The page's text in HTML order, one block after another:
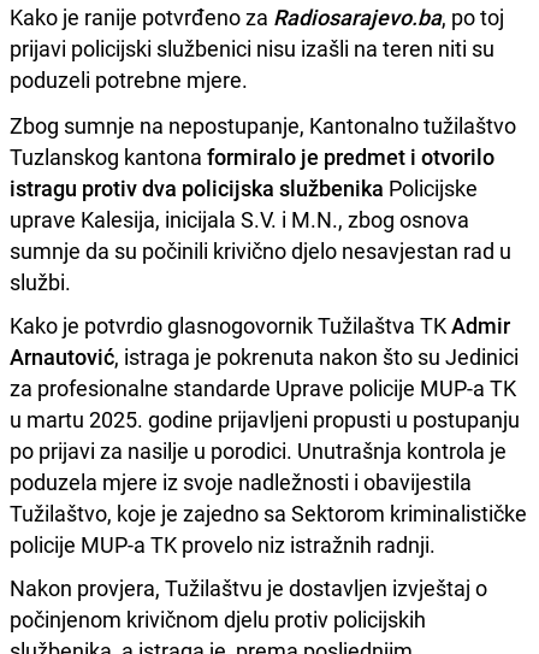
Kako je ranije potvrđeno za Radiosarajevo.ba, po toj
prijavi policijski službenici nisu izašli na teren niti su
poduzeli potrebne mjere.
Zbog sumnje na nepostupanje, Kantonalno tužilaštvo
Tuzlanskog kantona formiralo je predmet i otvorilo
istragu protiv dva policijska službenika Policijske
uprave Kalesija, inicijala S.V. i M.N., zbog osnova
sumnje da su počinili krivično djelo nesavjestan rad u
službi.
Kako je potvrdio glasnogovornik Tužilaštva TKAdmir
Arnautović, istraga je pokrenuta nakon što su Jedinici
za profesionalne standarde Uprave policije MUP-a TK
u martu 2025. godine prijavljeni propusti u postupanju
po prijavi za nasilje u porodici. Unutrašnja kontrola je
poduzela mjere iz svoje nadležnosti i obavijestila
Tužilaštvo, koje je zajedno sa Sektorom kriminalističke
policije MUP-a TK provelo niz istražnih radnji.
Nakon provjera, Tužilaštvu je dostavljen izvještaj o
počinjenom krivičnom djelu protiv policijskih